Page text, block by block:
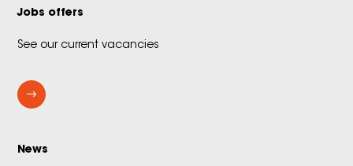
Jobs offers
See our current vacancies
$
News